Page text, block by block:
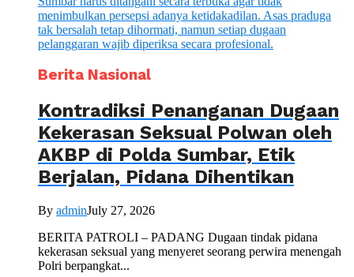
Berita Nasional
Kontradiksi Penanganan Dugaan
Kekerasan Seksual Polwan oleh
AKBP di Polda Sumbar, Etik
Berjalan, Pidana Dihentikan
By adminJuly 27, 2026
BERITA PATROLI – PADANG Dugaan tindak pidana
kekerasan seksual yang menyeret seorang perwira menengah
Polri berpangkat...